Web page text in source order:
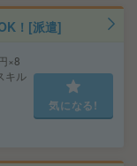
！[派遣]
×8
キル
気になる!